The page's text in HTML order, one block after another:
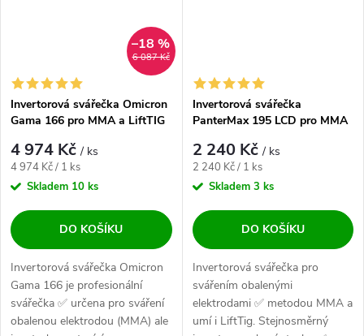
6 087 Kč
–18 %
Invertorová svářečka Omicron
Gama 166 pro MMA a LiftTIG
4 974 Kč/ ks
Měrná cena:
4 974 Kč / 1 ks
Skladem 10 ks
DO KOŠÍKU
Invertorová svářečka Omicron
Gama 166 je profesionální
svářečka ✅ určena pro sváření
obalenou elektrodou (MMA) ale
Invertorová svářečka
PanterMax 195 LCD pro MMA
2 240 Kč/ ks
Měrná cena:
2 240 Kč / 1 ks
Skladem 3 ks
DO KOŠÍKU
Invertorová svářečka pro
svářením obalenými
elektrodami ✅ metodou MMA a
umí i LiftTig. Stejnosměrný